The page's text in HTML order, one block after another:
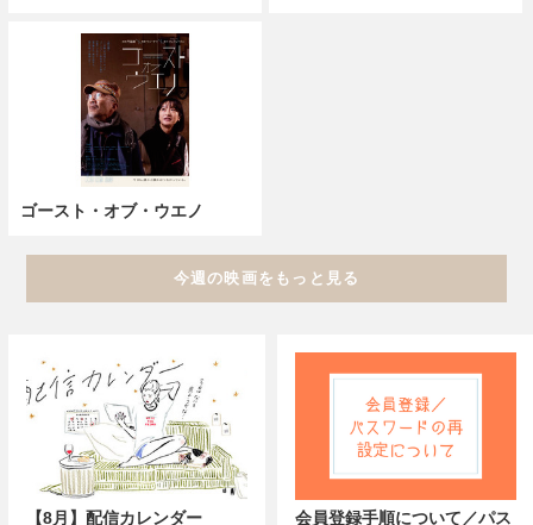
ゴースト・オブ・ウエノ
今週の映画をもっと見る
【8月】配信カレンダー 会員登録手順について／パス